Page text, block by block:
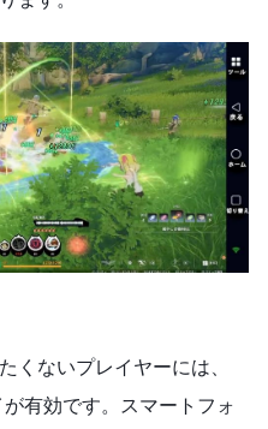
くないプレイヤーには、
有効です。スマートフォ